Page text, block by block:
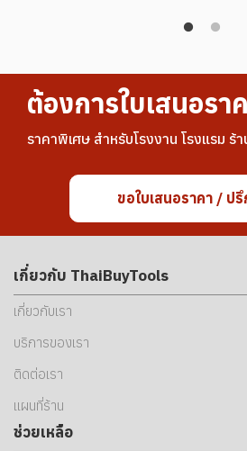
ต้องการใบเสนอรา
ราคาพิเศษ สำหรับโรงงาน โรงแรม ร้า
ขอใบเสนอราคา / ป
เกี่ยวกับ ThaiBuyTools
เกี่ยวกับเรา
บริการของเรา
ติดต่อเรา
แผนที่ร้าน
ช่วยเหลือ